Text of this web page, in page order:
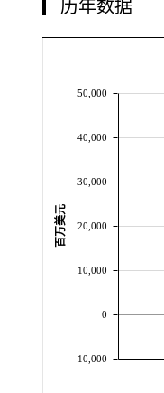
历年数据
-10,000
0
10,000
20,000
30,000
40,000
50,000
百万美元